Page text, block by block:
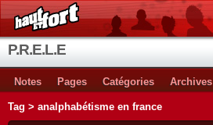
P.R.E.L.E
Notes Pages Catégories Archives
Tag > analphabétisme en france